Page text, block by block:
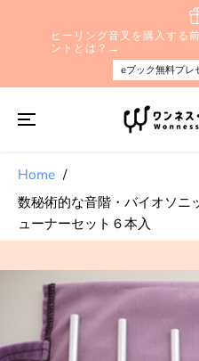
ヒーリング音叉を購入する
ントとは？→
eブック無料プレ
Home
数秘術的な音階・バイオソニ
ューナーセット６本入